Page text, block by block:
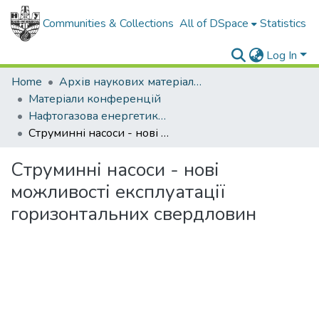
Communities & Collections All of DSpace Statistics
Log In
Home
Архів наукових матеріалів
Матеріали конференцій
Нафтогазова енергетика - 2017
Струминні насоси - нові можливості експлуатації горизонтальних свердловин
Струминні насоси - нові
можливості експлуатації
горизонтальних свердловин